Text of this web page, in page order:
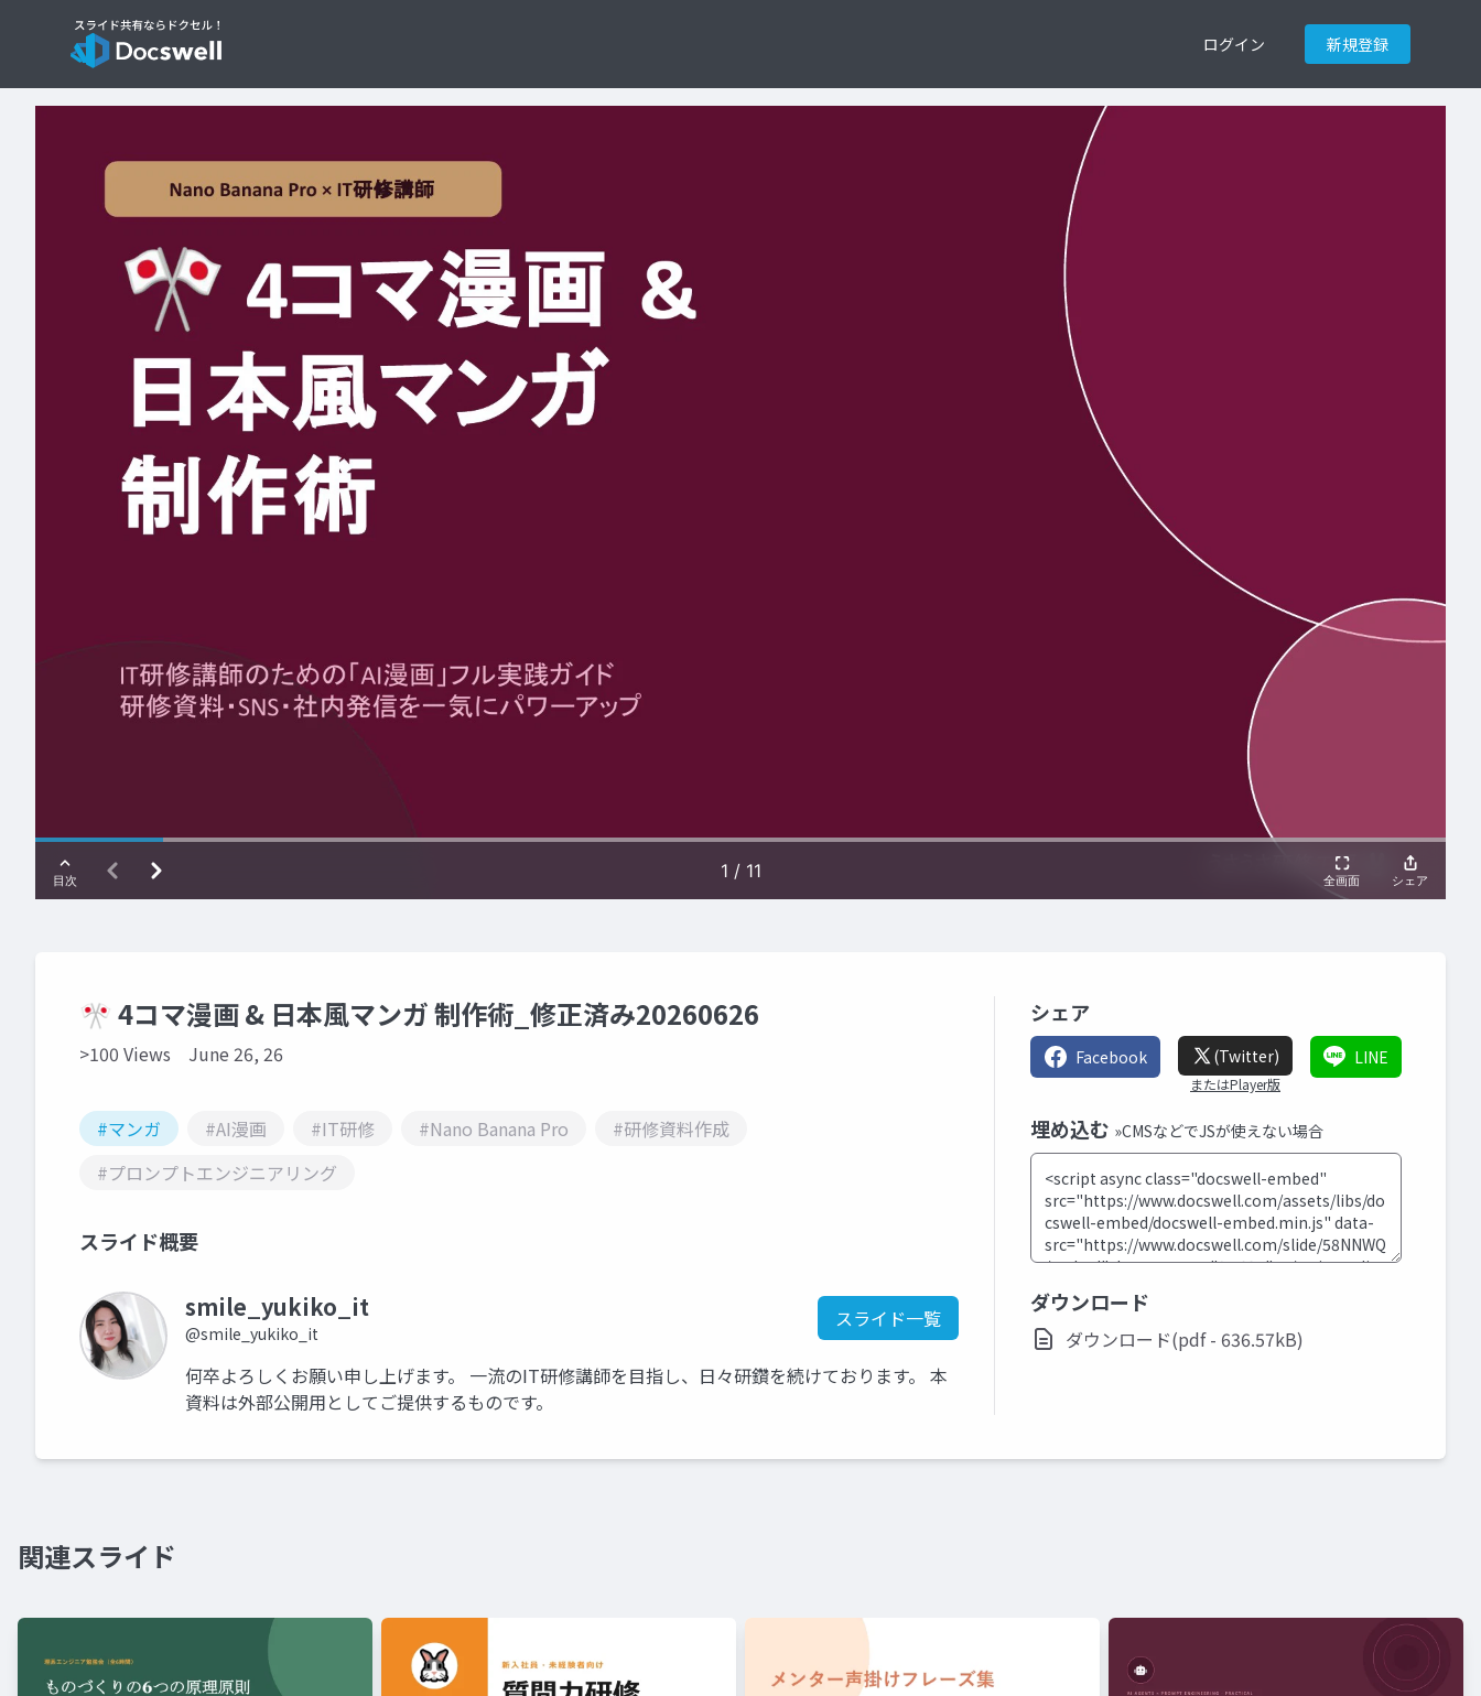
ログイン 新規登録
🎌 4コマ漫画 & 日本風マンガ 制作術_修正済み20260626
>100 Views June 26, 26
#マンガ #AI漫画 #IT研修 #Nano Banana Pro
#研修資料作成
#プロンプトエンジニアリング
スライド概要
smile_yukiko_it
@smile_yukiko_it
スライド一覧
何卒よろしくお願い申し上げます。 一流のIT研修講師を目指し、日々研鑽を続けております。 本
資料は外部公開用としてご提供するものです。
シェア
Facebook (Twitter)
またはPlayer版
LINE
埋め込む »CMSなどでJSが使えない場合
ダウンロード
ダウンロード(pdf - 636.57kB)
関連スライド